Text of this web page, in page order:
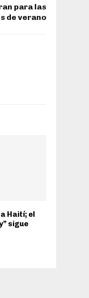
para las
de verano
Haití; el
sigue